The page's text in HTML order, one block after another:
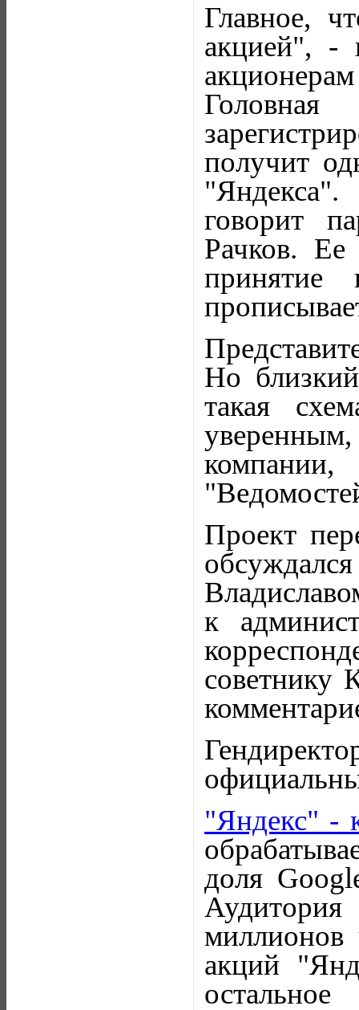
Главное,
акцией", -
получит
"Яндекса".
говорит
Рачков. Ее
принятие
Но
такая
Проект
к
советнику
"Яндекс" -
доля
миллионов
акций